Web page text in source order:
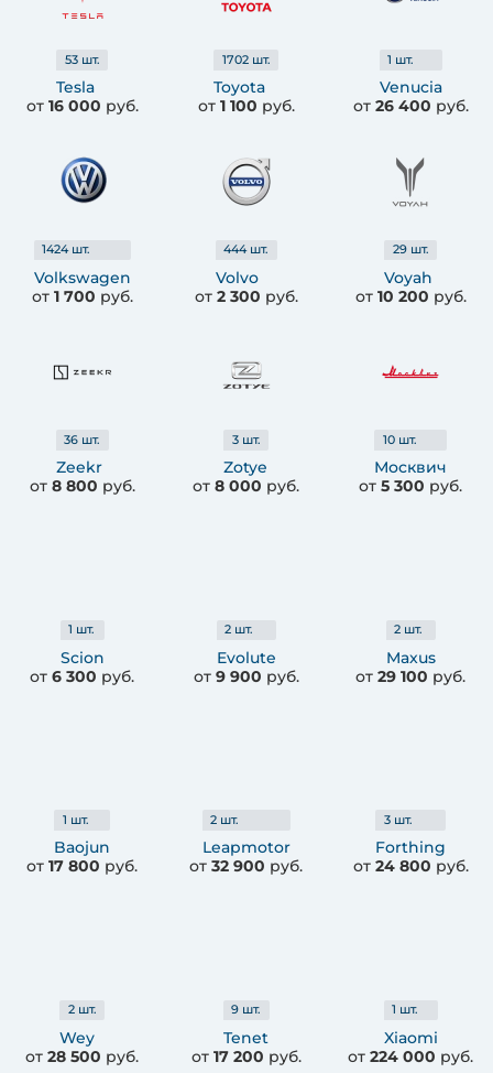
53шт.
Tesla
от 16 000 руб.
1702шт.
Toyota
от 1 100 руб.
1 шт.
Venucia
от 26 400 руб.
1424шт.
Volkswagen
от 1 700 руб.
444шт.
Volvo
от 2 300 руб.
29шт.
Voyah
от 10 200 руб.
36 шт.
Zeekr
от 8 800 руб.
3шт.
Zotye
от8 000 руб.
10шт.
Москвич
от5 300 руб.
1 шт.
Scion
от6 300 руб.
2 шт.
Evolute
от 9 900 руб.
2 шт.
Maxus
от29 100 руб.
1 шт.
Baojun
от17 800 руб.
2 шт.
Leapmotor
от32 900 руб.
3шт.
Forthing
от 24 800 руб.
2шт.
Wey
от28 500 руб.
9 шт.
Tenet
от 17 200 руб.
1 шт.
Xiaomi
от224 000 руб.